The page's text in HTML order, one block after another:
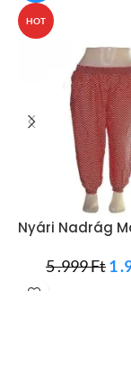
HOT
Nyári Nadrág
5 .999Ft1